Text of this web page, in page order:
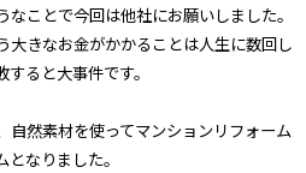
ことで今回は他社にお願いしました。
大きなお金がかかることは人生に数回し
ると大事件です。
自然素材を使ってマンションリフォーム
なりました。